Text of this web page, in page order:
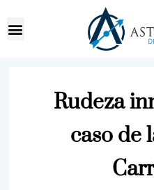
Rudeza
caso de